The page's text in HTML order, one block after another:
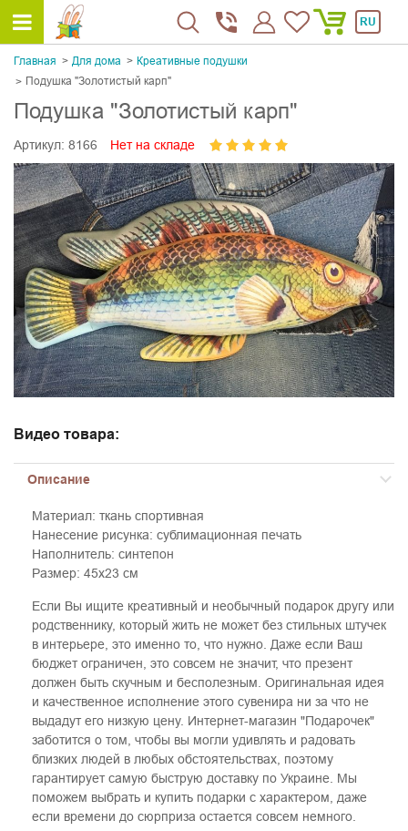
RU
Главная Для дома
Креативные подушки
Подушка "Золотистый карп"
Подушка "Золотистый карп"
Артикул: 8166 Нет на складе
Видео товара:
Описание
Материал: ткань спортивная
Нанесение рисунка: сублимационная печать
Наполнитель: синтепон
Размер: 45х23 см
Если Вы ищите креативный и необычный подарок другу или
родственнику, который жить не может без стильных штучек
в интерьере, это именно то, что нужно. Даже если Ваш
бюджет ограничен, это совсем не значит, что презент
должен быть скучным и бесполезным. Оригинальная идея
и качественное исполнение этого сувенира ни за что не
выдадут его низкую цену. Интернет-магазин "Подарочек"
заботится о том, чтобы вы могли удивлять и радовать
близких людей в любых обстоятельствах, поэтому
гарантирует самую быструю доставку по Украине. Мы
поможем выбрать и купить подарки с характером, даже
если времени до сюрприза остается совсем немного.